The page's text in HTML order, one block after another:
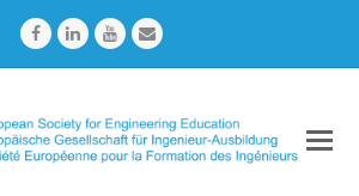
FacebookLinkedInYoutubeEmail